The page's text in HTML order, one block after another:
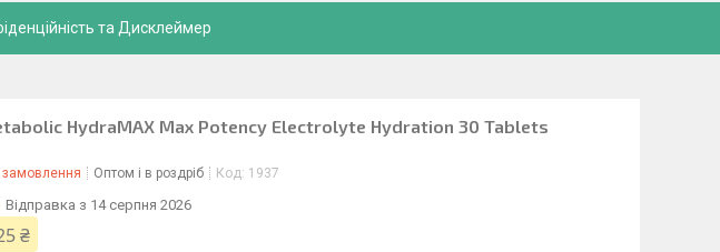
та Дисклеймер
HydraMAX Max Potency Electrolyte Hydration 30 Tablets
замовлення Оптом і в роздріб Код: 1937
Відправка з 14 серпня 2026
₴